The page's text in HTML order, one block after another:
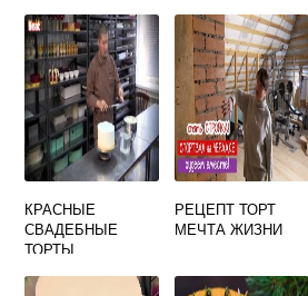
СВЕРХУ
КРАСНЫЕ
СВАДЕБНЫЕ
ТОРТЫ
РЕЦЕПТ ТОРТ
МЕЧТА ЖИЗНИ